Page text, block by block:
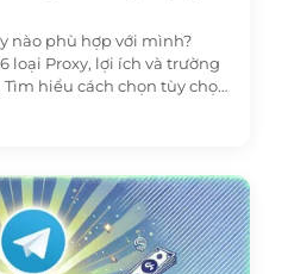
nào phù hợp với mình?
loại Proxy, lợi ích và trường
hiểu cách chọn tùy chọn
qua trong hướng dẫn